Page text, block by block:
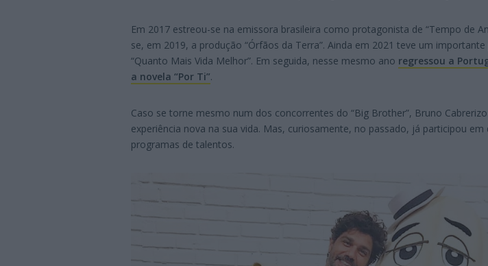
Em 2017 estreou-se na emissora brasileira como protagonista de “Tempo de
se, em 2019, a produção “Órfãos da Terra”. Ainda em 2021 teve um
“Quanto Mais Vida Melhor”. Em seguida, nesse mesmo ano regressou a
a novela “Por Ti”.
Caso se torne mesmo num dos concorrentes do “Big Brother”, Bruno
experiência nova na sua vida. Mas, curiosamente, no passado, já participou em
programas de talentos.